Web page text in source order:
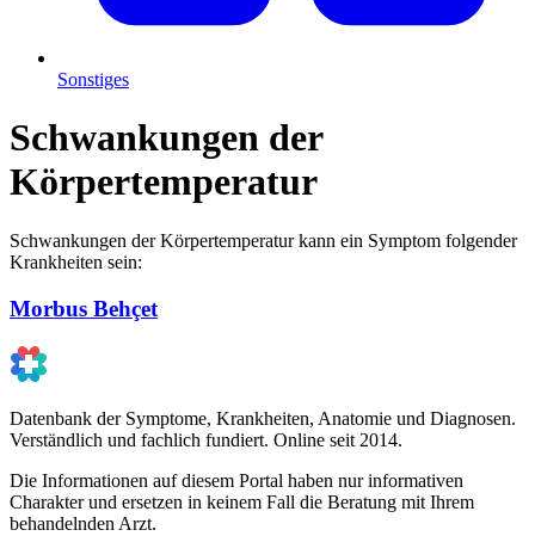
Sonstiges
Schwankungen der
Körpertemperatur
Schwankungen der Körpertemperatur kann ein Symptom folgender
Krankheiten sein:
Morbus Behçet
Datenbank der Symptome, Krankheiten, Anatomie und Diagnosen.
Verständlich und fachlich fundiert. Online seit 2014.
Die Informationen auf diesem Portal haben nur informativen
Charakter und ersetzen in keinem Fall die Beratung mit Ihrem
behandelnden Arzt.